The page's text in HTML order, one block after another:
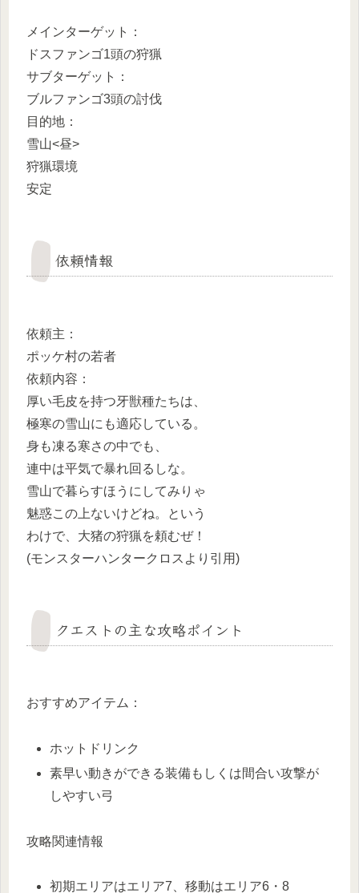
メインターゲット：
ドスファンゴ1頭の狩猟
サブターゲット：
ブルファンゴ3頭の討伐
目的地：
雪山<昼>
狩猟環境
安定
依頼情報
依頼主：
ポッケ村の若者
依頼内容：
厚い毛皮を持つ牙獣種たちは、
極寒の雪山にも適応している。
身も凍る寒さの中でも、
連中は平気で暴れ回るしな。
雪山で暮らすほうにしてみりゃ
魅惑この上ないけどね。という
わけで、大猪の狩猟を頼むぜ！
(モンスターハンタークロスより引用)
クエストの主な攻略ポイント
おすすめアイテム：
ホットドリンク
素早い動きができる装備もしくは間合い攻撃が
しやすい弓
攻略関連情報
初期エリアはエリア7、移動はエリア6・8